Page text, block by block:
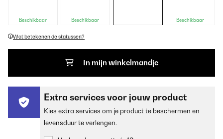
Beschikbaar Beschikbaar Beschikbaar
Wat betekenen de statussen?
In mijn winkelmandje
Extra services voor jouw product
Kies extra services om je product te beschermen en
levensduur te verlengen.